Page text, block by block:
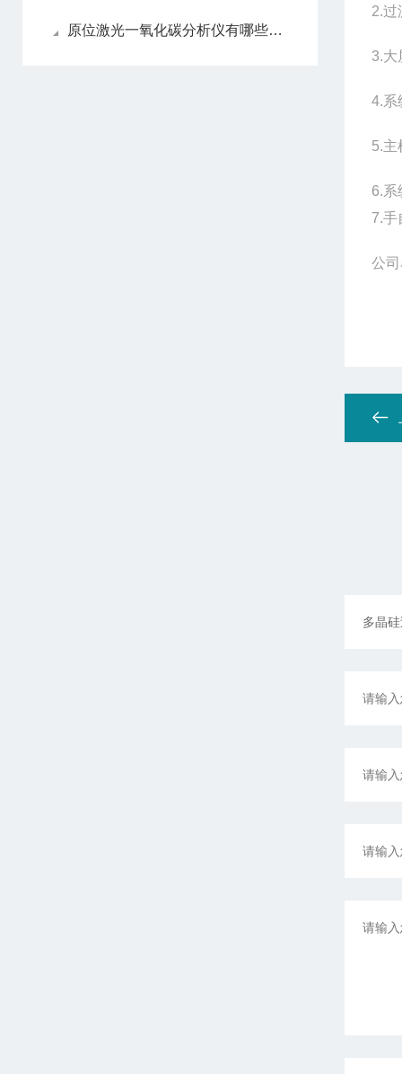
原位激光一氧化碳分析仪有哪些亮眼的功能特色呢？
2.过
3.大
4.系
5.主
6.系
7.手
公